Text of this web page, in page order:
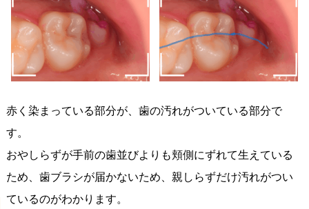
赤く染まっている部分が、歯の汚れがついている部分で
す。
おやしらずが手前の歯並びよりも頬側にずれて生えている
ため、歯ブラシが届かないため、親しらずだけ汚れがつい
ているのがわかります。